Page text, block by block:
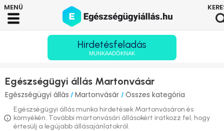
Hirdetésfeladás
MUNKAADÓKNAK
Egészségügyi állás Martonvásár
Egészségügyi állás / Martonvásár / Összes kategória
Egészségügyi állás munka hirdetések Martonvásáron és
környékén. További martonvásári állásokért iratkozz fel, hogy
értesülj a legújabb állásajánlatokról.